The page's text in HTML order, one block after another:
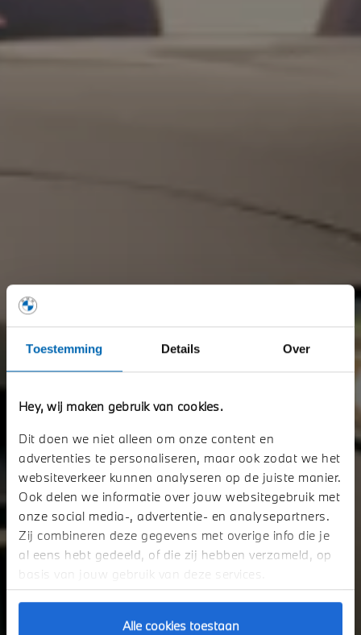
Toestemming Details Over
Hey, wij maken gebruik van cookies.
Dit doen we niet alleen om onze content en
advertenties te personaliseren, maar ook zodat we het
websiteverkeer kunnen analyseren op de juiste manier.
Ook delen we informatie over jouw websitegebruik met
onze social media-, advertentie- en analysepartners.
Zij combineren deze gegevens met overige info die je
al eens hebt gedeeld, of die zij hebben verzameld, op
basis van jouw gebruik van deze services.
Alle cookies toestaan
BMW 8 SERIE OCCASIONS.
Bent u op zoek naar een jong gebruikte BMW 8 Serie? Ontdek ons
actuele aanbod.
Bekijk het aanbod